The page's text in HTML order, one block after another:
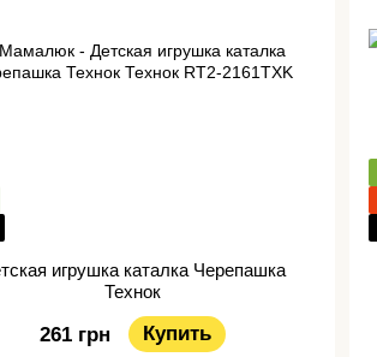
игрушка каталка Черепашка
Технок
261 грн Купить